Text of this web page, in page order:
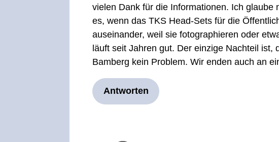
vielen Dank für die Informationen. Ich
es, wenn das TKS Head-Sets für die
auseinander, weil sie fotographieren oder
läuft seit Jahren gut. Der einzige Nachteil
Bamberg kein Problem. Wir enden auch an
Antworten